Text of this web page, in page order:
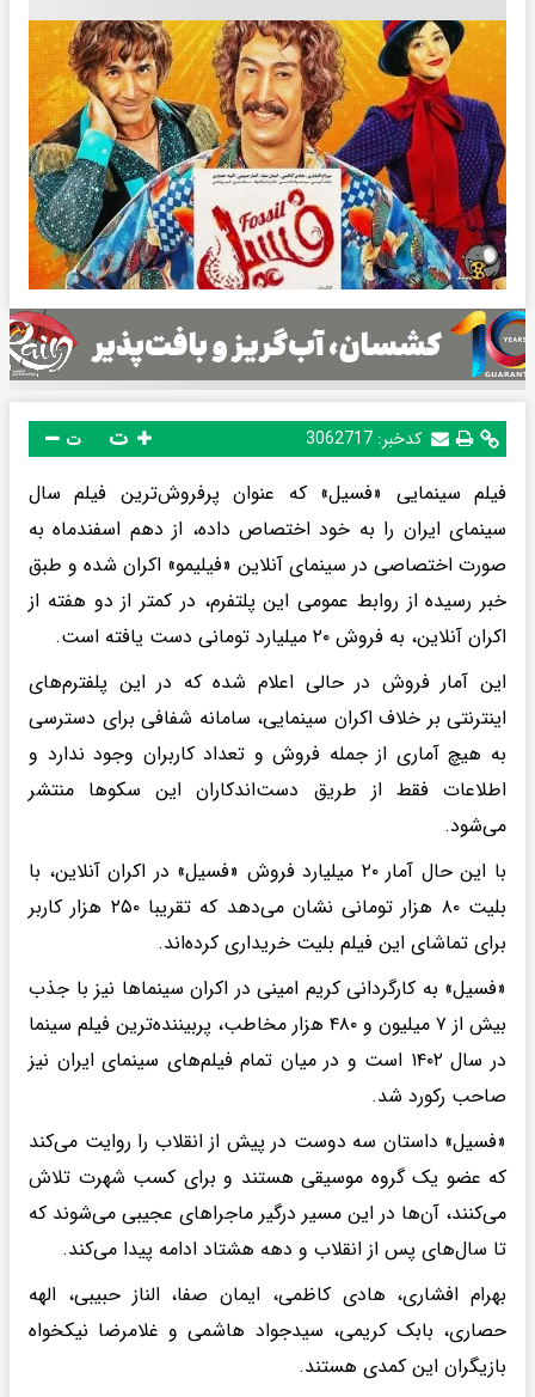
کدخبر: 3062717 ت
فیلم سینمایی «فسیل» که عنوان پرفروش‌ترین فیلم سال
سینمای ایران را به خود اختصاص داده، از دهم اسفندماه به
صورت اختصاصی در سینمای آنلاین «فیلیمو» اکران شده و طبق
خبر رسیده از روابط عمومی این پلتفرم، در کمتر از دو هفته از
اکران آنلاین، به فروش ۲۰ میلیارد تومانی دست یافته است.
این آمار فروش در حالی اعلام شده که در این پلفترم‌های
اینترنتی بر خلاف اکران سینمایی، سامانه شفافی برای دسترسی
به هیچ آماری از جمله فروش و تعداد کاربران وجود ندارد و
اطلاعات فقط از طریق دست‌اندکاران این سکو‌ها منتشر
می‌شود.
با این حال آمار ۲۰ میلیارد فروش «فسیل» در اکران آنلاین، با
بلیت ۸۰ هزار تومانی نشان می‌دهد که تقریبا ۲۵۰ هزار کاربر
برای تماشای این فیلم بلیت خریداری کرده‌اند.
«فسیل» به کارگردانی کریم امینی در اکران سینما‌ها نیز با جذب
بیش از ۷ میلیون و ۴۸۰ هزار مخاطب، پربیننده‌ترین فیلم سینما
در سال ۱۴۰۲ است و در میان تمام فیلم‌های سینمای ایران نیز
صاحب رکورد شد.
«فسیل» داستان سه دوست در پیش از انقلاب را روایت می‌کند
که عضو یک گروه موسیقی هستند و برای کسب شهرت تلاش
می‌کنند، آن‌ها در این مسیر درگیر ماجرا‌های عجیبی می‌شوند که
تا سال‌های پس از انقلاب و دهه هشتاد ادامه پیدا می‌کند.
بهرام افشاری، هادی کاظمی، ایمان صفا، الناز حبیبی، الهه
حصاری، بابک کریمی، سیدجواد هاشمی و غلامرضا نیکخواه
بازیگران این کمدی هستند.